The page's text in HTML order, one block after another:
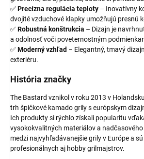
✅Precízna regulácia teploty – Inovatívny
dvojité vzduchové klapky umožňujú presnú
✅Robustná konštrukcia – Dizajn je
a odolnosť voči poveternostným
✅Moderný vzhľad – Elegantný, tmavý
exteriéru.
História značky
The Bastard vznikol v roku 2013 v
trh špičkové kamado grily s európskym
Ich produkty si rýchlo získali popularitu
vysokokvalitných materiálov a
medzi najvyhľadávanejšie grily v Európe a
profesionálnych aj hobby grilmajstrov.